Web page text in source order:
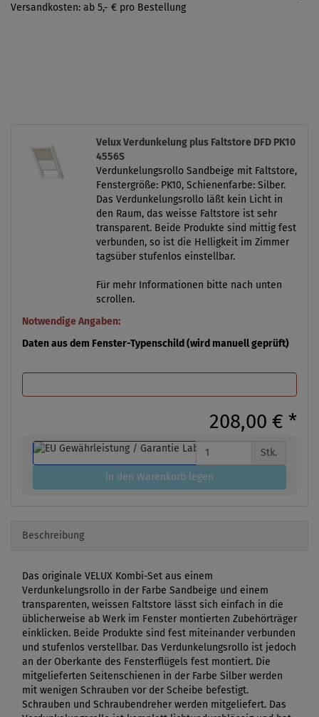
Versandkosten: ab 5,- € pro Bestellung
Velux Verdunkelung plus Faltstore DFD PK10
4556S
Verdunkelungsrollo Sandbeige mit Faltstore,
Fenstergröße: PK10, Schienenfarbe: Silber.
Das Verdunkelungsrollo läßt kein Licht in
den Raum, das weisse Faltstore ist sehr
transparent. Beide Produkte sind mittig fest
verbunden, so ist die Helligkeit im Zimmer
tagsüber stufenlos einstellbar.
Für mehr Informationen bitte nach unten
scrollen.
Notwendige Angaben:
Daten aus dem Fenster-Typenschild (wird manuell geprüft)
208,00 € *
Stk.
in den Warenkorb legen
Beschreibung
Das originale VELUX Kombi-Set aus einem
Verdunkelungsrollo in der Farbe Sandbeige und einem
transparenten, weissen Faltstore lässt sich einfach in die
üblicherweise ab Werk im Fenster montierten Zubehörträger
einklicken. Beide Produkte sind fest miteinander verbunden
und stufenlos verstellbar. Das Verdunkelungsrollo ist jedoch
an der Oberkante des Fensterflügels fest montiert. Die
mitgelieferten Seitenschienen in der Farbe Silber werden
mit wenigen Schrauben vor der Scheibe befestigt.
Schrauben und Schraubendreher werden mitgeliefert. Das